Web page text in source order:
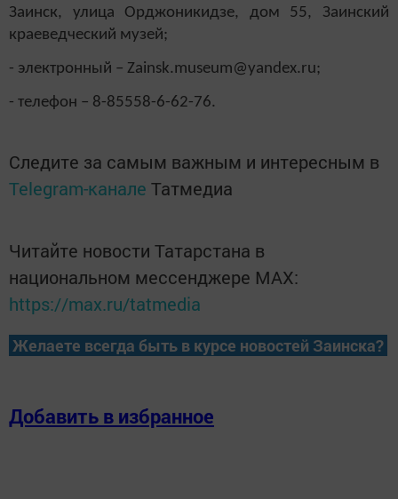
Заинск, улица Орджоникидзе, дом 55, Заинский
краеведческий музей;
- электронный – Zainsk.museum@yandex.ru;
- телефон – 8-85558-6-62-76.
Следите за самым важным и интересным в
Telegram-канале Татмедиа
Читайте новости Татарстана в
национальном мессенджере MАХ:
https://max.ru/tatmedia
Желаете всегда быть в курсе новостей Заинска?
Добавить в избранное